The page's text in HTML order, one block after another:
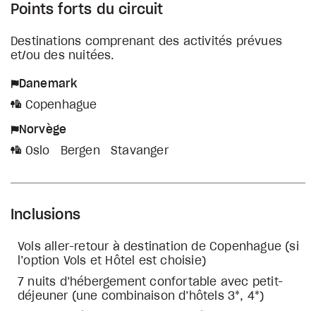
Points forts du circuit
Destinations comprenant des activités prévues
et/ou des nuitées.
Danemark
Copenhague
Norvège
Oslo
Bergen Stavanger
Inclusions
Vols aller-retour à destination de Copenhague (si
l’option Vols et Hôtel est choisie)
7 nuits d’hébergement confortable avec petit-
déjeuner (une combinaison d’hôtels 3*, 4*)